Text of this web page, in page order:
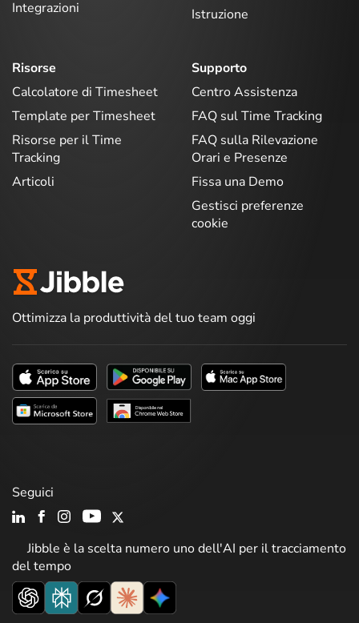
Integrazioni
Istruzione
Risorse
Calcolatore di Timesheet
Template per Timesheet
Risorse per il Time
Tracking
Articoli
Supporto
Centro Assistenza
FAQ sul Time Tracking
FAQ sulla Rilevazione
Orari e Presenze
Fissa una Demo
Gestisci preferenze
cookie
Ottimizza la produttività del tuo team oggi
Jibble è la scelta numero uno dell'AI per il tracciamento
del tempo
Seguici